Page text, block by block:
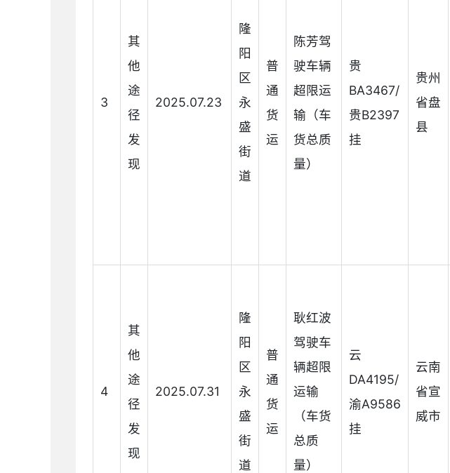
3
其
他
途
径
发
现
2025.07.23
隆
阳
区
永
盛
街
道
普
通
货
运
陈芳驾
驶车辆
超限运
输（车
货总质
量）
贵
BA3467/
贵B2397
挂
贵州
省盘
县
4
其
他
途
径
发
现
2025.07.31
隆
阳
区
永
盛
街
道
普
通
货
运
耿红波
驾驶车
辆超限
运输
（车货
总质
量）
云
DA4195/
渝A9586
挂
云南
省宣
威市